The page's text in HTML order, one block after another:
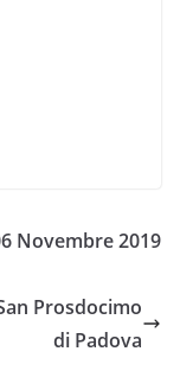
Novembre 2019
Prosdocimo
di Padova